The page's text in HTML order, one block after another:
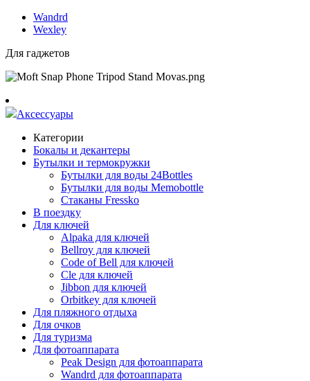
Wandrd
Wexley
Для гаджетов
Аксессуары
Категории
Бокалы и декантеры
Бутылки и термокружки
Бутылки для воды 24Bottles
Бутылки для воды Memobottle
Стаканы Fressko
В поездку
Для ключей
Alpaka для ключей
Bellroy для ключей
Code of Bell для ключей
Cle для ключей
Jibbon для ключей
Orbitkey для ключей
Для пляжного отдыха
Для очков
Для туризма
Для фотоаппарата
Peak Design для фотоаппарата
Wandrd для фотоаппарата